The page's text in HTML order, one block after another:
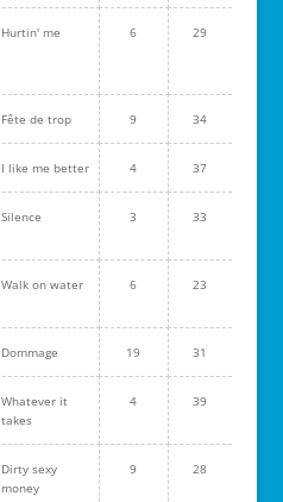
Hurtin' me 6 29
Fête de trop 9 34
I like me better 4 37
Silence 3 33
Walk on water 6 23
Dommage 19 31
Whatever it
takes
4 39
Dirty sexy
money
9 28